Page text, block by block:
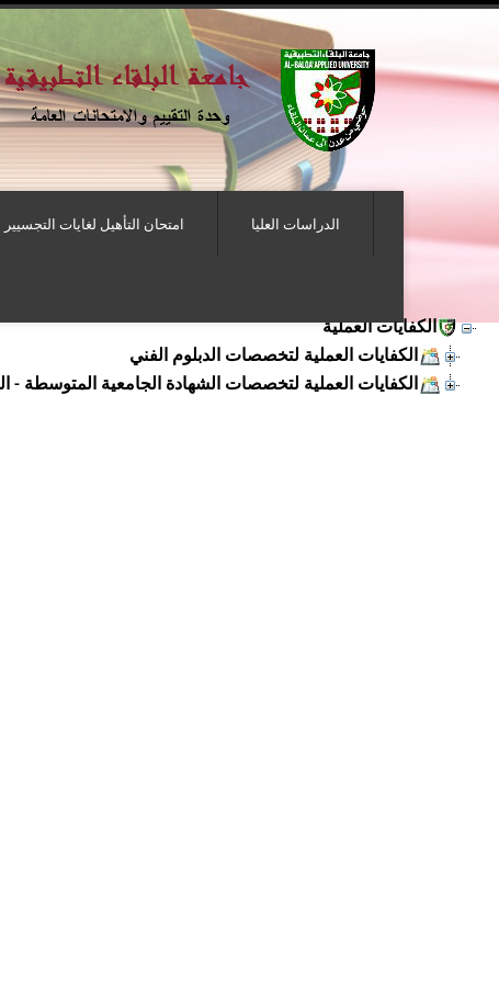
امتحان التأهيل لغايات التجسيير الدراسات العليا
الكفايات العملية
الكفايات العملية لتخصصات الدبلوم الفني
الكفايات العملية لتخصصات الشهادة الجامعية المتوسطة - الخطط